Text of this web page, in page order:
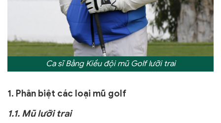
Ca sĩ Bằng Kiều đội mũ Golf lưỡi trai
1. Phân biệt các loại mũ golf
1.1. Mũ lưỡi trai